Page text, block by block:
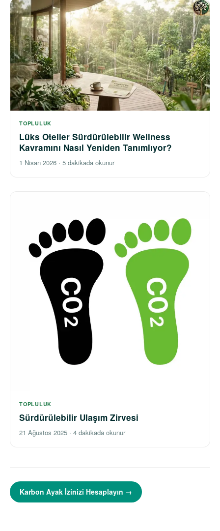
TOPLULUK
Lüks Oteller Sürdürülebilir Wellness
Kavramını Nasıl Yeniden Tanımlıyor?
1 Nisan 2026 · 5 dakikada okunur
TOPLULUK
Sürdürülebilir Ulaşım Zirvesi
21 Ağustos 2025 · 4 dakikada okunur
Karbon Ayak İzinizi Hesaplayın →